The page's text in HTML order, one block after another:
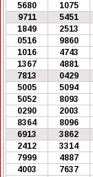
5680
1075
9711
5451
1849
2513
0516
9860
1016
4743
1367
4881
7813
0429
5005
5094
5052
8093
0290
2003
8364
8096
6913
3862
2412
3314
7999
4887
4003
7637